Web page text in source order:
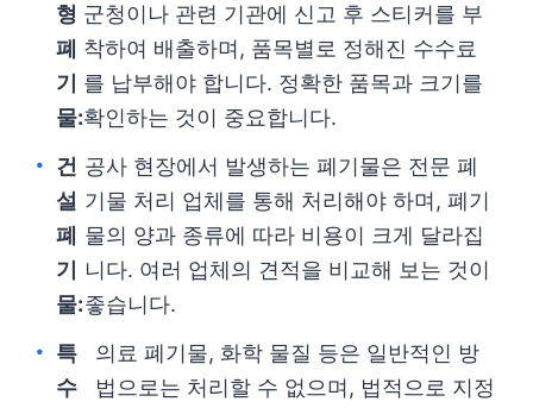
형
폐
기
물:
군청이나 관련 기관에 신고 후 스티커를 부
착하여 배출하며, 품목별로 정해진 수수료
를 납부해야 합니다. 정확한 품목과 크기를
확인하는 것이 중요합니다.
건
설
폐
기
물:
공사 현장에서 발생하는 폐기물은 전문 폐
기물 처리 업체를 통해 처리해야 하며, 폐기
물의 양과 종류에 따라 비용이 크게 달라집
니다. 여러 업체의 견적을 비교해 보는 것이
좋습니다.
특
수
의료 폐기물, 화학 물질 등은 일반적인 방
법으로는 처리할 수 없으며, 법적으로 지정